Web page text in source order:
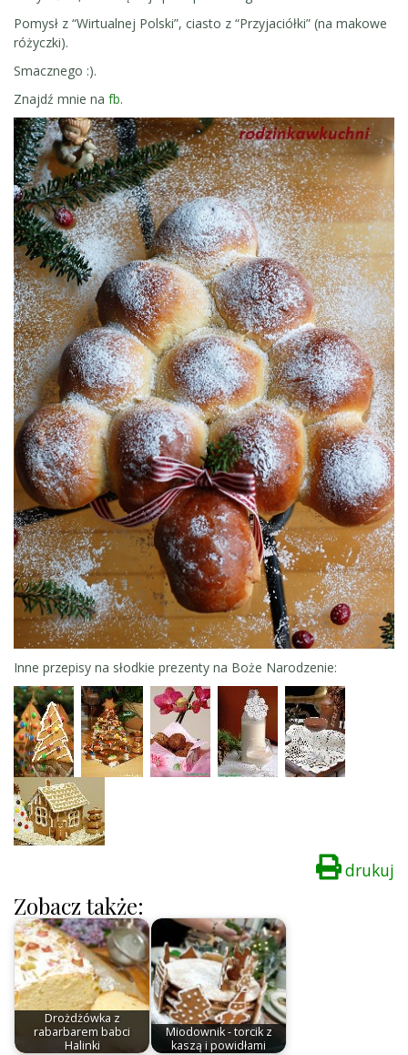
Pomysł z “Wirtualnej Polski”, ciasto z “Przyjaciółki” (na makowe
różyczki).
Smacznego :).
Znajdź mnie na fb.
Inne przepisy na słodkie prezenty na Boże Narodzenie:
drukuj
Zobacz także:
Drożdżówka z
rabarbarem babci
Halinki
Miodownik - torcik z
kaszą i powidłami